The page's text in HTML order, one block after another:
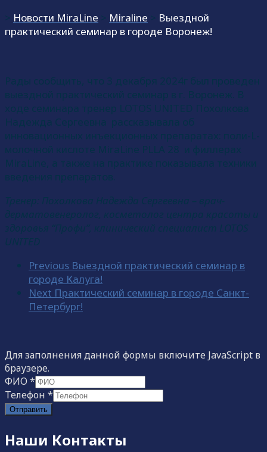
Новости MiraLine Miraline
Выездной
практический семинар в городе Воронеж!
Рады сообщить, что 3 декабря 2024г был проведен
выездной практический семинар в г. Воронеж. В
ходе семинара тренер LOTOS UNITED Похолкова
Надежда Сергеевна рассказывала об
инновационных инъекционных препаратах: поли-L-
молочной кислоте MiraLine PLLA 28 и филлерах
MiraLine, а также на практике показывала техники
введения препаратов.
Тренер: Похолкова Надежда Сергеевна – врач-
дерматовенеролог, косметолог центра красоты и
здоровья “Профи”, клинический специалист LOTOS
UNITED
Previous Выездной практический семинар в
городе Калуга!
Next Практический семинар в городе Санкт-
Петербург!
Для заполнения данной формы включите JavaScript в
браузере.
ФИО *
Телефон *
Отправить
Наши Контакты